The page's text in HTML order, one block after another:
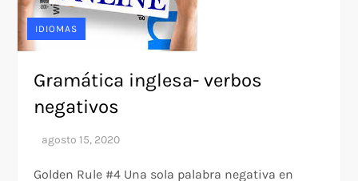
IDIOMAS
Gramática inglesa- verbos
negativos
Golden Rule #4 Una sola palabra negativa en